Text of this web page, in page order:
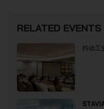
RELATED EVENTS
抖动工